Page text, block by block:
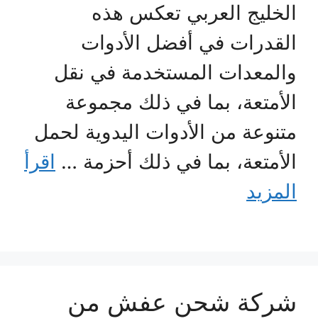
الخليج العربي تعكس هذه
القدرات في أفضل الأدوات
والمعدات المستخدمة في نقل
الأمتعة، بما في ذلك مجموعة
متنوعة من الأدوات اليدوية لحمل
الأمتعة، بما في ذلك أحزمة … اقرأ
المزيد
شركة شحن عفش من